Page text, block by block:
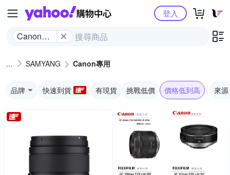
Yahoo購物中心
Canon專
登入
SAMYANG Canon專用
品牌 快速到貨 有現貨 挑戰低價 價格低到高 來源